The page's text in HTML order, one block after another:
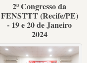
27 a 30 de janeiro de 2025 -
Fotos: Divulgação
2º Congresso da
FENSTTT (Recife/PE)
- 19 e 20 de Janeiro
2024